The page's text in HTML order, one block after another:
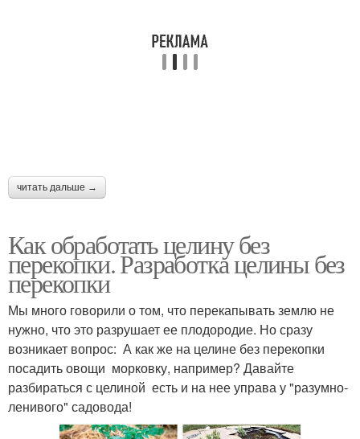
читать дальше →
Как обработать целину без
перекопки. Разработка целины без
перекопки
Мы много говорили о том, что перекапывать землю не
нужно, что это разрушает ее плодородие. Но сразу
возникает вопрос: ­ А как же на целине без перекопки
посадить овощи ­ морковку, например? Давайте
разбираться с целиной ­ есть и на нее управа у "разумно­
ленивого" садовода!